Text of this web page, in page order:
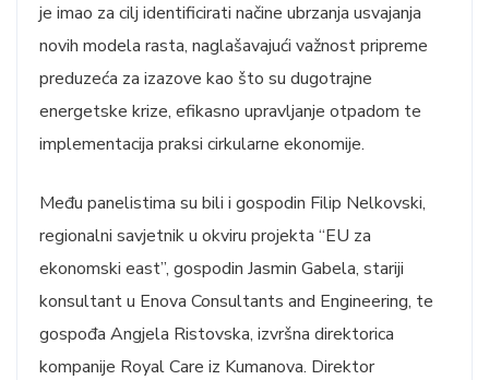
je imao za cilj identificirati načine ubrzanja usvajanja
novih modela rasta, naglašavajući važnost pripreme
preduzeća za izazove kao što su dugotrajne
energetske krize, efikasno upravljanje otpadom te
implementacija praksi cirkularne ekonomije.
Među panelistima su bili i gospodin Filip Nelkovski,
regionalni savjetnik u okviru projekta “EU za
ekonomski east”, gospodin Jasmin Gabela, stariji
konsultant u Enova Consultants and Engineering, te
gospođa Angjela Ristovska, izvršna direktorica
kompanije Royal Care iz Kumanova. Direktor